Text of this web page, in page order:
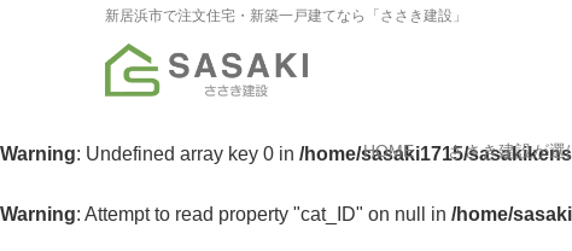
新居浜市で注文住宅・新築一戸建てなら「ささき建設」
HOME ささき建設が選
Warning: Undefined array key 0 in /home/sasaki1715/
Warning: Attempt to read property "cat_ID" on null in /home/